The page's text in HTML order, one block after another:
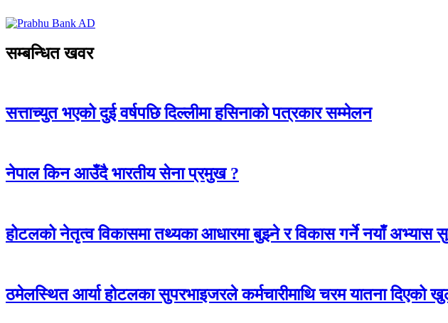
सम्बन्धित खवर
सत्ताच्युत भएको दुई वर्षपछि दिल्लीमा हसिनाको पत्रकार सम्मेलन
नेपाल किन आउँदै भारतीय सेना प्रमुख ?
होटलको नेतृत्व विकासमा तथ्यका आधारमा बुझ्ने र विकास गर्ने नयाँ अभ्यास
ठमेलस्थित आर्या होटलका सुपरभाइजरले कर्मचारीमाथि चरम यातना दिएको